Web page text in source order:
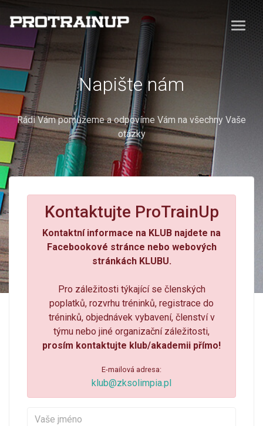
Napište nám
Rádi Vám pomůžeme a odpovíme Vám na všechny Vaše
otázky
Kontaktujte ProTrainUp
Kontaktní informace na KLUB najdete na
Facebookové stránce nebo webových
stránkách KLUBU.
Pro záležitosti týkající se členských
poplatků, rozvrhu tréninků, registrace do
tréninků, objednávek vybavení, členství v
týmu nebo jiné organizační záležitosti,
prosím kontaktujte klub/akademii přímo!
E-mailová adresa:
klub@zksolimpia.pl